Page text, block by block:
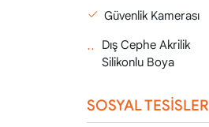
Güvenlik Kamerası
Dış Cephe Akrilik
Silikonlu Boya
SOSYAL TESİSLER